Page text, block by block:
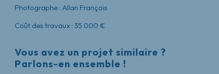
Photographe : Allan François
Coût des travaux : 35 000 €
Vous avez un projet similaire ?
Parlons-en ensemble !